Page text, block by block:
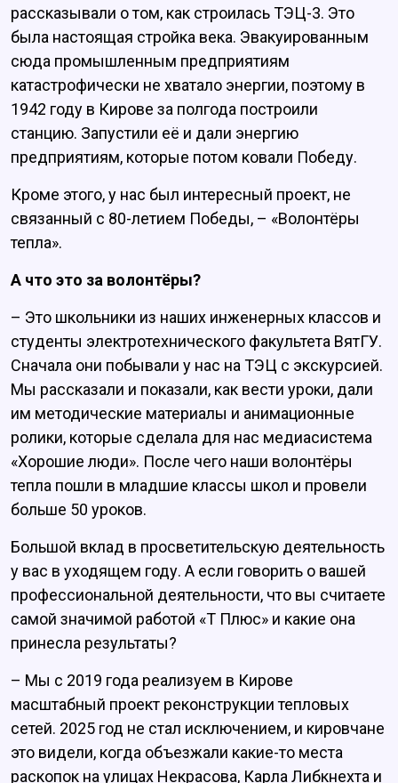
рассказывали о том, как строилась ТЭЦ-3. Это
была настоящая стройка века. Эвакуированным
сюда промышленным предприятиям
катастрофически не хватало энергии, поэтому в
1942 году в Кирове за полгода построили
станцию. Запустили её и дали энергию
предприятиям, которые потом ковали Победу.
Кроме этого, у нас был интересный проект, не
связанный с 80-летием Победы, – «Волонтёры
тепла».
А что это за волонтёры?
– Это школьники из наших инженерных классов и
студенты электротехнического факультета ВятГУ.
Сначала они побывали у нас на ТЭЦ с экскурсией.
Мы рассказали и показали, как вести уроки, дали
им методические материалы и анимационные
ролики, которые сделала для нас медиасистема
«Хорошие люди». После чего наши волонтёры
тепла пошли в младшие классы школ и провели
больше 50 уроков.
Большой вклад в просветительскую деятельность
у вас в уходящем году. А если говорить о вашей
профессиональной деятельности, что вы считаете
самой значимой работой «Т Плюс» и какие она
принесла результаты?
– Мы с 2019 года реализуем в Кирове
масштабный проект реконструкции тепловых
сетей. 2025 год не стал исключением, и кировчане
это видели, когда объезжали какие-то места
раскопок на улицах Некрасова, Карла Либкнехта и